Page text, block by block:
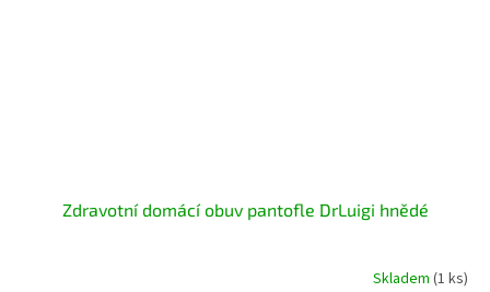
Zdravotní domácí obuv pantofle DrLuigi hnědé
Skladem (1 ks)